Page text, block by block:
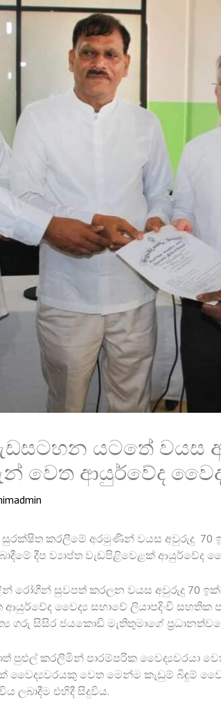
යටතේ වයස
වෙත ආයුර්වේද
සුරක්ෂිත කරලීමේ අරමුණින් වයස අවුරුදු
දීප ව්‍යාප්ත වැඩපිළිවෙළක් ආයුර්වේද
රෝගීන් සුවපත් කරලන වයස අවුරුදු 70
වෛද්‍ය සභාවේ ලියාපදිංචි සහතික
ගරු සිසිර ජයකොඩි මැතිතුමාගේ
පුළුල් කරලීමින් පාරම්පරික වෛද්‍යවරයා
එක් වෛද්‍යවරයකු වෙත මෙන්ම කැඩුම් බිඳුම්
ලබාදීම එහිදී සිදුවිය.